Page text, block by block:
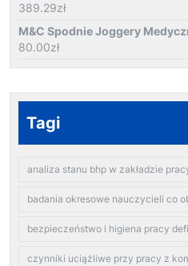
389.29zł
M&C Spodnie Joggery
80.00zł
Tagi
analiza stanu bhp w zakładzie
badania okresowe nauczycieli co
bezpieczeństwo i higiena pracy
czynniki uciążliwe przy pracy z